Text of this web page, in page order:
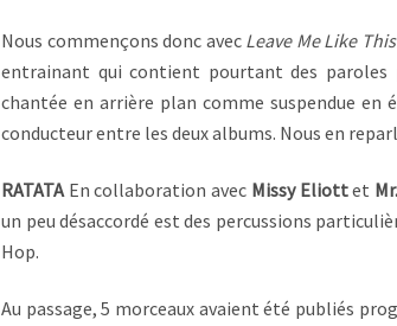
Nous commençons donc avec Leave Me Like This
entrainant qui contient pourtant des
chantée en arrière plan comme suspendue
conducteur entre les deux albums. Nous en
RATATA En collaboration avec Missy Eliottet
un peu désaccordé est des percussions
Hop.
Au passage, 5 morceaux avaient été publiés